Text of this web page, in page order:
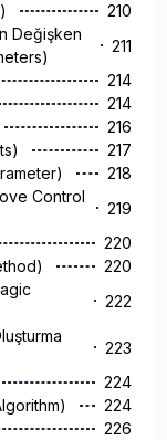
210
Değişken
211
214
214
216
217
218
Control
219
220
220
222
223
224
224
226